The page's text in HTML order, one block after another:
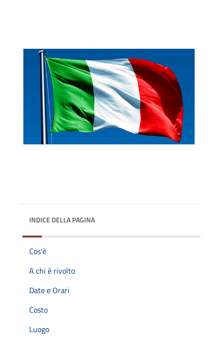
INDICE DELLA PAGINA
Cos'è
A chi è rivolto
Date e Orari
Costo
Luogo